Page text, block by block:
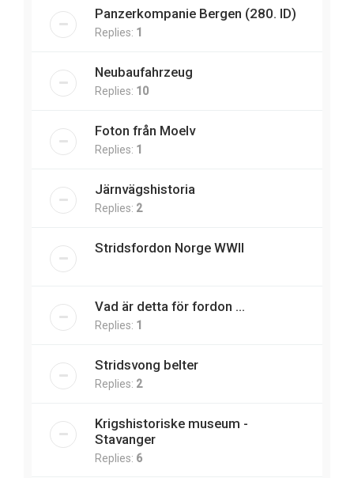
Panzerkompanie Bergen (280. ID)
Replies: 1
Neubaufahrzeug
Replies: 10
Foton från Moelv
Replies: 1
Järnvägshistoria
Replies: 2
Stridsfordon Norge WWII
Vad är detta för fordon ...
Replies: 1
Stridsvong belter
Replies: 2
Krigshistoriske museum -
Stavanger
Replies: 6